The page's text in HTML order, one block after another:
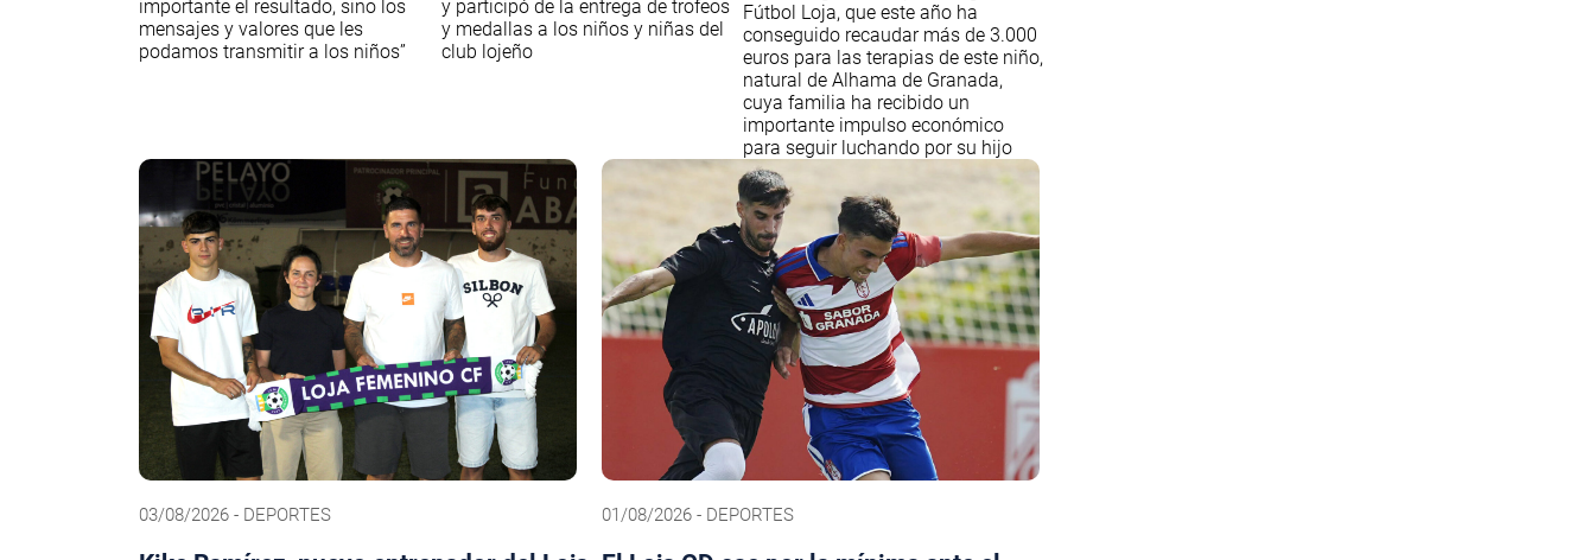
importante el resultado, sino los
mensajes y valores que les
podamos transmitir a los niños”
y participó de la entrega de trofeos
y medallas a los niños y niñas del
club lojeño
Fútbol Loja, que este año ha
conseguido recaudar más de 3.000
euros para las terapias de este niño,
natural de Alhama de Granada,
cuya familia ha recibido un
importante impulso económico
para seguir luchando por su hijo
03/08/2026 - DEPORTES 01/08/2026 - DEPORTES